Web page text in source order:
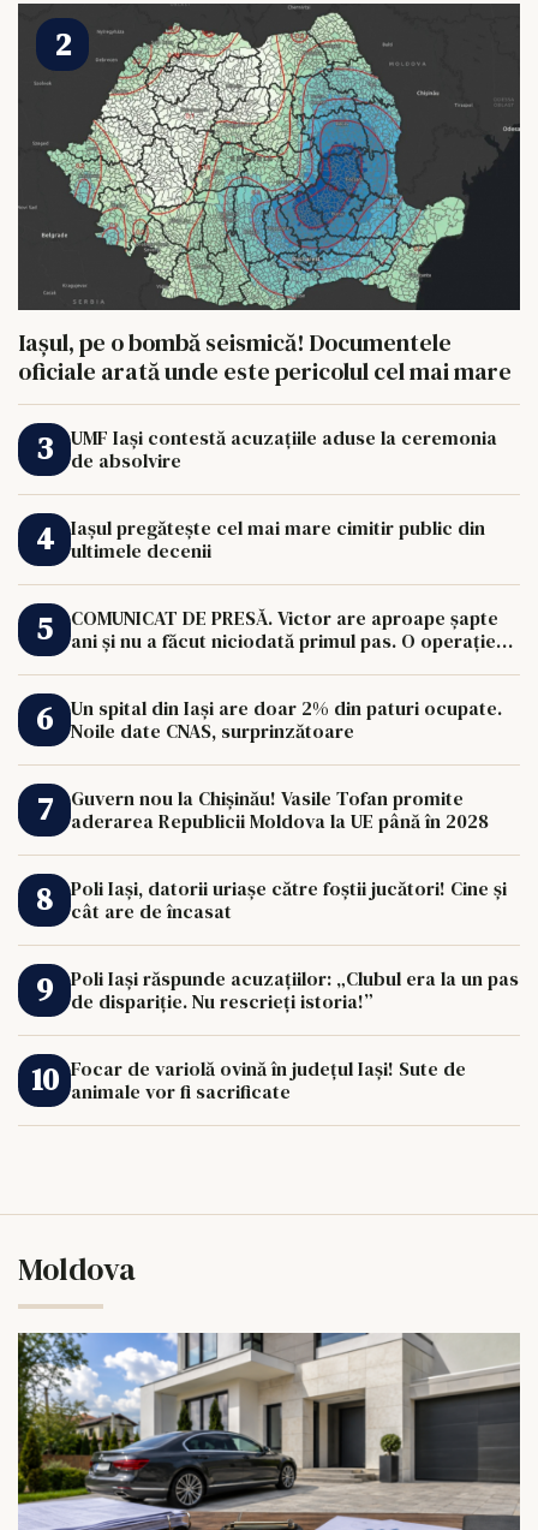
Iașul, pe o bombă seismică! Documentele
oficiale arată unde este pericolul cel mai mare
UMF Iași contestă acuzațiile aduse la ceremonia
de absolvire
Iașul pregătește cel mai mare cimitir public din
ultimele decenii
COMUNICAT DE PRESĂ. Victor are aproape șapte
ani și nu a făcut niciodată primul pas. O operație
Un spital din Iași are doar 2% din paturi ocupate.
Noile date CNAS, surprinzătoare
Guvern nou la Chișinău! Vasile Tofan promite
aderarea Republicii Moldova la UE până în 2028
Poli Iași, datorii uriașe către foștii jucători! Cine și
cât are de încasat
Poli Iași răspunde acuzațiilor: „Clubul era la un pas
de dispariție. Nu rescrieți istoria!”
Focar de variolă ovină în județul Iași! Sute de
animale vor fi sacrificate
Moldova